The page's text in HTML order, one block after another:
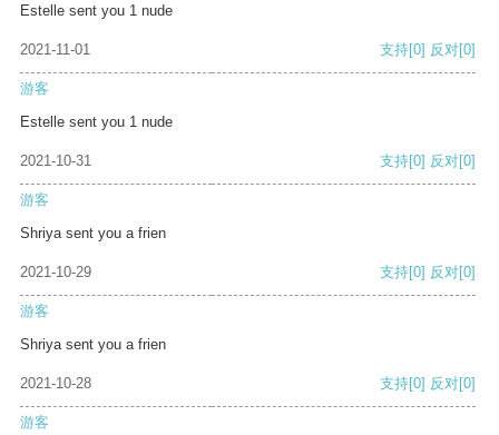
Estelle sent you 1 nude
2021-11-01 支持[0] 反对[0]
游客
Estelle sent you 1 nude
2021-10-31 支持[0] 反对[0]
游客
Shriya sent you a frien
2021-10-29 支持[0] 反对[0]
游客
Shriya sent you a frien
2021-10-28 支持[0] 反对[0]
游客